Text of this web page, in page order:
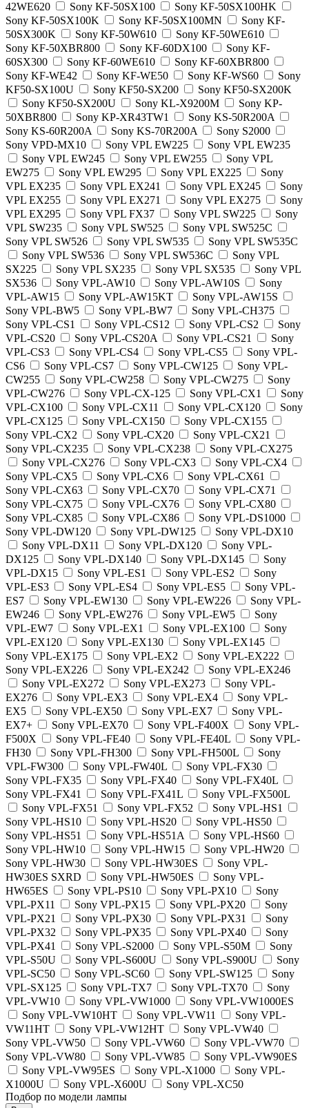
42WE620
Sony KF-50SX100
Sony KF-50SX100HK
Sony KF-50SX100K
Sony KF-50SX100MN
Sony KF-
50SX300K
Sony KF-50W610
Sony KF-50WE610
Sony KF-50XBR800
Sony KF-60DX100
Sony KF-
60SX300
Sony KF-60WE610
Sony KF-60XBR800
Sony KF-WE42
Sony KF-WE50 Sony KF-WS60
Sony
KF50-SX100U
Sony KF50-SX200
Sony KF50-SX200K
Sony KF50-SX200U
Sony KL-X9200M
Sony KP-
50XBR800
Sony KP-XR43TW1
Sony KS-50R200A
Sony KS-60R200A
Sony KS-70R200A
Sony S2000
Sony VPD-MX10
Sony VPL EW225
Sony VPL EW235
Sony VPL EW245
Sony VPL EW255
Sony VPL
EW275
Sony VPL EW295 Sony VPL EX225
Sony
VPL EX235
Sony VPL EX241 Sony VPL EX245
Sony
VPL EX255
Sony VPL EX271 Sony VPL EX275
Sony
VPL EX295
Sony VPL FX37 Sony VPL SW225
Sony
VPL SW235
Sony VPL SW525
Sony VPL SW525C
Sony VPL SW526
Sony VPL SW535
Sony VPL SW535C
Sony VPL SW536
Sony VPL SW536C
Sony VPL
SX225
Sony VPL SX235 Sony VPL SX535
Sony VPL
SX536
Sony VPL-AW10 Sony VPL-AW10S
Sony
VPL-AW15
Sony VPL-AW15KT
Sony VPL-AW15S
Sony VPL-BW5
Sony VPL-BW7
Sony VPL-CH375
Sony VPL-CS1
Sony VPL-CS12 Sony VPL-CS2
Sony
VPL-CS20
Sony VPL-CS20A Sony VPL-CS21
Sony
VPL-CS3
Sony VPL-CS4 Sony VPL-CS5
Sony VPL-
CS6
Sony VPL-CS7 Sony VPL-CW125
Sony VPL-
CW255
Sony VPL-CW258 Sony VPL-CW275
Sony
VPL-CW276
Sony VPL-CX-125 Sony VPL-CX1
Sony
VPL-CX100
Sony VPL-CX11 Sony VPL-CX120
Sony
VPL-CX125
Sony VPL-CX150
Sony VPL-CX155
Sony VPL-CX2
Sony VPL-CX20
Sony VPL-CX21
Sony VPL-CX235
Sony VPL-CX238
Sony VPL-CX275
Sony VPL-CX276
Sony VPL-CX3
Sony VPL-CX4
Sony VPL-CX5
Sony VPL-CX6
Sony VPL-CX61
Sony VPL-CX63
Sony VPL-CX70
Sony VPL-CX71
Sony VPL-CX75
Sony VPL-CX76
Sony VPL-CX80
Sony VPL-CX85
Sony VPL-CX86
Sony VPL-DS1000
Sony VPL-DW120
Sony VPL-DW125
Sony VPL-DX10
Sony VPL-DX11
Sony VPL-DX120
Sony VPL-
DX125
Sony VPL-DX140 Sony VPL-DX145
Sony
VPL-DX15
Sony VPL-ES1 Sony VPL-ES2
Sony
VPL-ES3
Sony VPL-ES4 Sony VPL-ES5
Sony VPL-
ES7
Sony VPL-EW130 Sony VPL-EW226
Sony VPL-
EW246
Sony VPL-EW276 Sony VPL-EW5
Sony
VPL-EW7
Sony VPL-EX1 Sony VPL-EX100
Sony
VPL-EX120
Sony VPL-EX130
Sony VPL-EX145
Sony VPL-EX175
Sony VPL-EX2
Sony VPL-EX222
Sony VPL-EX226
Sony VPL-EX242
Sony VPL-EX246
Sony VPL-EX272
Sony VPL-EX273
Sony VPL-
EX276
Sony VPL-EX3 Sony VPL-EX4
Sony VPL-
EX5
Sony VPL-EX50 Sony VPL-EX7
Sony VPL-
EX7+
Sony VPL-EX70 Sony VPL-F400X
Sony VPL-
F500X
Sony VPL-FE40 Sony VPL-FE40L
Sony VPL-
FH30
Sony VPL-FH300 Sony VPL-FH500L
Sony
VPL-FW300
Sony VPL-FW40L
Sony VPL-FX30
Sony VPL-FX35
Sony VPL-FX40
Sony VPL-FX40L
Sony VPL-FX41
Sony VPL-FX41L
Sony VPL-FX500L
Sony VPL-FX51
Sony VPL-FX52
Sony VPL-HS1
Sony VPL-HS10
Sony VPL-HS20
Sony VPL-HS50
Sony VPL-HS51
Sony VPL-HS51A
Sony VPL-HS60
Sony VPL-HW10
Sony VPL-HW15
Sony VPL-HW20
Sony VPL-HW30
Sony VPL-HW30ES
Sony VPL-
HW30ES SXRD
Sony VPL-HW50ES
Sony VPL-
HW65ES
Sony VPL-PS10 Sony VPL-PX10
Sony
VPL-PX11
Sony VPL-PX15 Sony VPL-PX20
Sony
VPL-PX21
Sony VPL-PX30 Sony VPL-PX31
Sony
VPL-PX32
Sony VPL-PX35 Sony VPL-PX40
Sony
VPL-PX41
Sony VPL-S2000 Sony VPL-S50M
Sony
VPL-S50U
Sony VPL-S600U Sony VPL-S900U
Sony
VPL-SC50
Sony VPL-SC60 Sony VPL-SW125
Sony
VPL-SX125
Sony VPL-TX7 Sony VPL-TX70
Sony
VPL-VW10
Sony VPL-VW1000
Sony VPL-VW1000ES
Sony VPL-VW10HT
Sony VPL-VW11
Sony VPL-
VW11HT
Sony VPL-VW12HT
Sony VPL-VW40
Sony VPL-VW50
Sony VPL-VW60
Sony VPL-VW70
Sony VPL-VW80
Sony VPL-VW85
Sony VPL-VW90ES
Sony VPL-VW95ES
Sony VPL-X1000
Sony VPL-
X1000U
Sony VPL-X600U
Sony VPL-XC50
Подбор по модели лампы